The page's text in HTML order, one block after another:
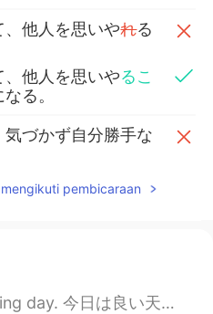
、他人を思いやれる
他人を思いやるこ
る。
づかず自分勝手な
気づかず自分勝手な
。
pembicaraan
hard to think we had a lot of snow, even in Fukuok...